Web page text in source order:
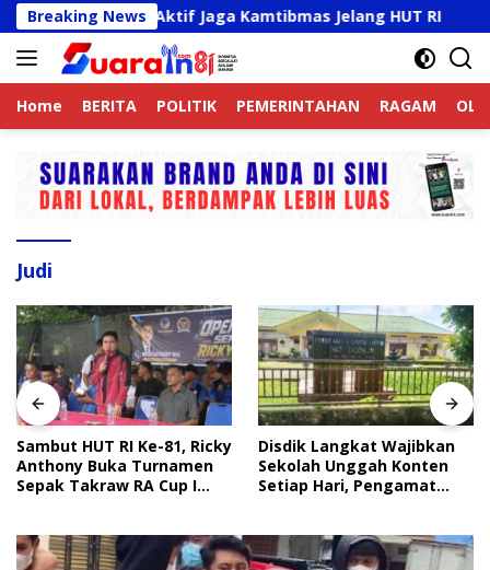
Langsung
ke
konten
Breaking News
Online Aktif Jaga Kamtibmas Jelang HUT RI
Home BERITA POLITIK PEMERINTAHAN RAGAM
Judi
Sambut HUT RI Ke-81, Ricky
Anthony Buka Turnamen
Sepak Takraw RA Cup I
Disdik Langkat Wajibkan
Sekolah Unggah Konten
Setiap Hari, Pengamat